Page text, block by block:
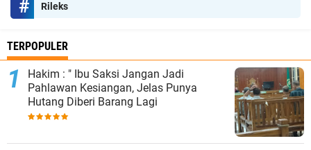
Rileks
TERPOPULER
Hakim : " Ibu Saksi Jangan Jadi
Pahlawan Kesiangan, Jelas Punya
Hutang Diberi Barang Lagi